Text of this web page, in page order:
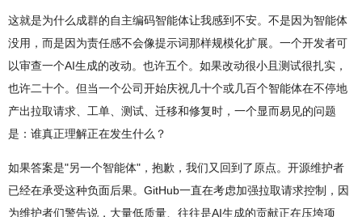
这就是为什么成群的自主编码智能体让我感到不安。不是因为智能体
没用，而是因为责任感不会像提示词那样规模化扩展。一个开发者可
以审查一个AI生成的改动。也许五个。如果改动很小且测试很扎实，
也许二十个。但当一个公司开始庆祝几十个或几百个智能体在不停地
产出拉取请求、工单、测试、迁移和修复时，一个显而易见的问题
是：谁真正理解正在发生什么？
如果答案是"另一个智能体"，抱歉，我们又回到了原点。开源维护者
已经在承受这种负面后果。GitHub一直在考虑加强拉取请求控制，因
为维护者们警告说，大量低质量、往往是AI生成的贡献正在压垮项